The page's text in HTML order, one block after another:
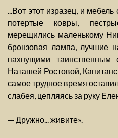
...Вот этот изразец, и мебель
потертые ковры,
мерещились маленькому
бронзовая лампа, лучшие
пахнущими
Наташей Ростовой,
самое трудное время
слабея, цепляясь за руку
— Дружно... живите».